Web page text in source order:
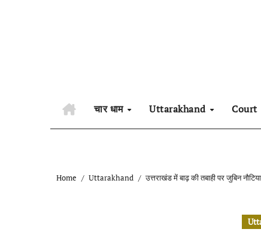
चार धाम Uttarakhand Court
Home Uttarakhand उत्तराखंड में बाढ़ की तबाही पर जुबिन